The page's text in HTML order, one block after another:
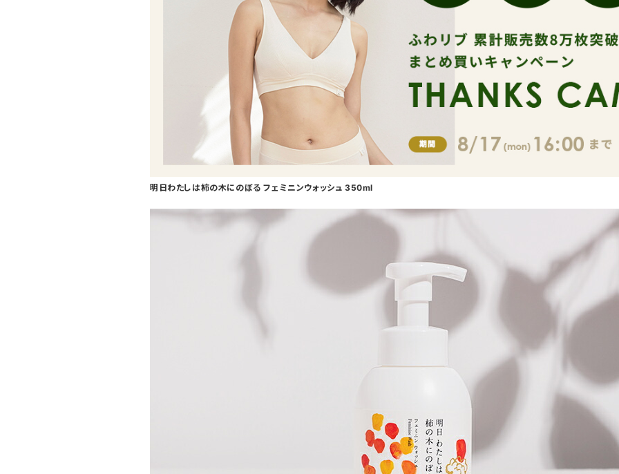
明日わたしは柿の木にのぼる フェミニンウォッシュ 350ml